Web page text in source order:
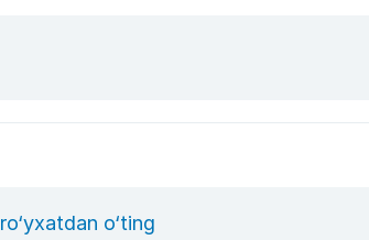
ro‘yxatdan o‘ting